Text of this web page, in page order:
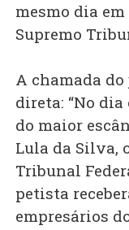
mesmo dia
Supremo
A chamada do
direta: “No
do maior
Lula da Silva,
Tribunal
petista
empresários